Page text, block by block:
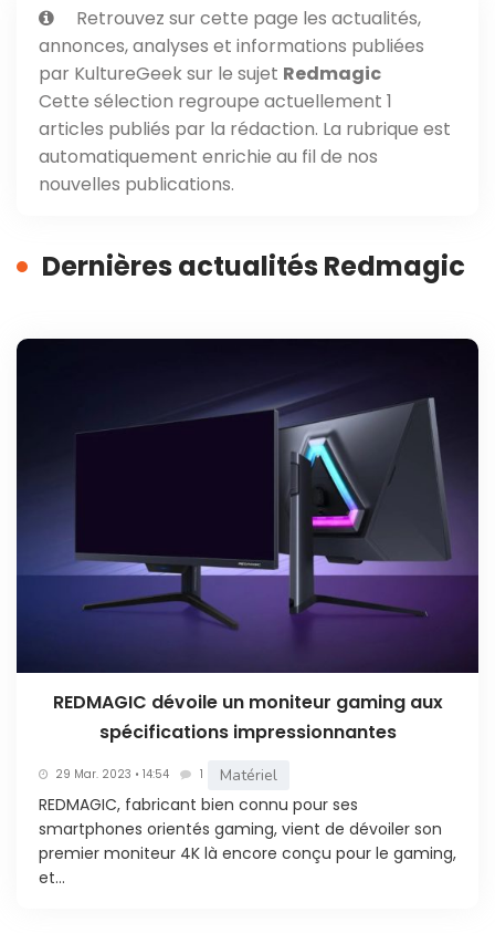
Retrouvez sur cette page les actualités,
annonces, analyses et informations publiées
par KultureGeek sur le sujet Redmagic
Cette sélection regroupe actuellement 1
articles publiés par la rédaction. La rubrique est
automatiquement enrichie au fil de nos
nouvelles publications.
Dernières actualités Redmagic
REDMAGIC dévoile un moniteur gaming aux
spécifications impressionnantes
29 Mar. 2023 • 14:54 1 Matériel
REDMAGIC, fabricant bien connu pour ses
smartphones orientés gaming, vient de dévoiler son
premier moniteur 4K là encore conçu pour le gaming,
et...